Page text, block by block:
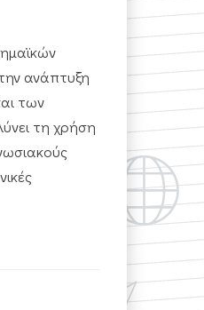
ανάπτυξη
των
τη χρήση